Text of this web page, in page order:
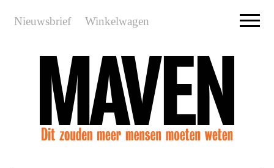
Nieuwsbrief Winkelwagen